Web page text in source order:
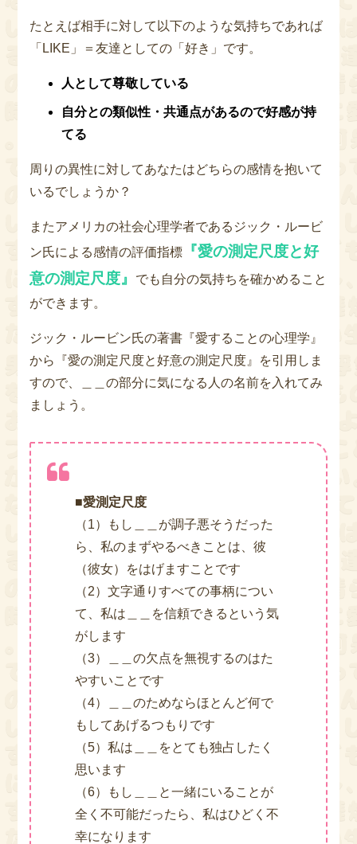
たとえば相手に対して以下のような気持ちであれば
「LIKE」＝友達としての「好き」です。
人として尊敬している
自分との類似性・共通点があるので好感が持
てる
周りの異性に対してあなたはどちらの感情を抱いて
いるでしょうか？
またアメリカの社会心理学者であるジック・ルービ
ン氏による感情の評価指標
『愛の測定尺度と好
意の測定尺度』
でも自分の気持ちを確かめること
ができます。
ジック・ルービン氏の著書『愛することの心理学』
から『愛の測定尺度と好意の測定尺度』を引用しま
すので、＿＿の部分に気になる人の名前を入れてみ
ましょう。
■愛測定尺度
（1）もし＿＿が調子悪そうだった
ら、私のまずやるべきことは、彼
（彼女）をはげますことです
（2）文字通りすべての事柄につい
て、私は＿＿を信頼できるという気
がします
（3）＿＿の欠点を無視するのはた
やすいことです
（4）＿＿のためならほとんど何で
もしてあげるつもりです
（5）私は＿＿をとても独占したく
思います
（6）もし＿＿と一緒にいることが
全く不可能だったら、私はひどく不
幸になります